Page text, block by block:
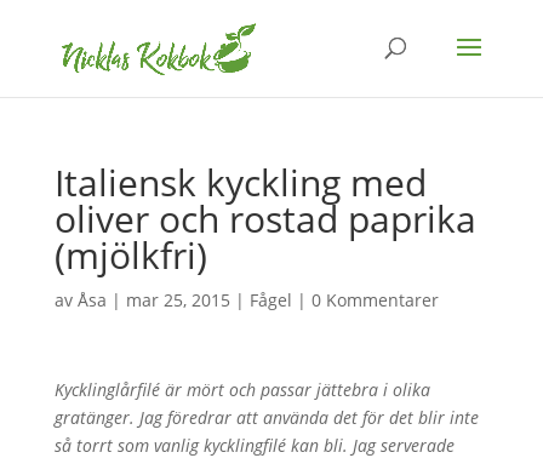
Italiensk kyckling med
oliver och rostad paprika
(mjölkfri)
av Åsa | mar 25, 2015 | Fågel | 0 Kommentarer
Kycklinglårfilé är mört och passar jättebra i olika
gratänger. Jag föredrar att använda det för det blir inte
så torrt som vanlig kycklingfilé kan bli. Jag serverade